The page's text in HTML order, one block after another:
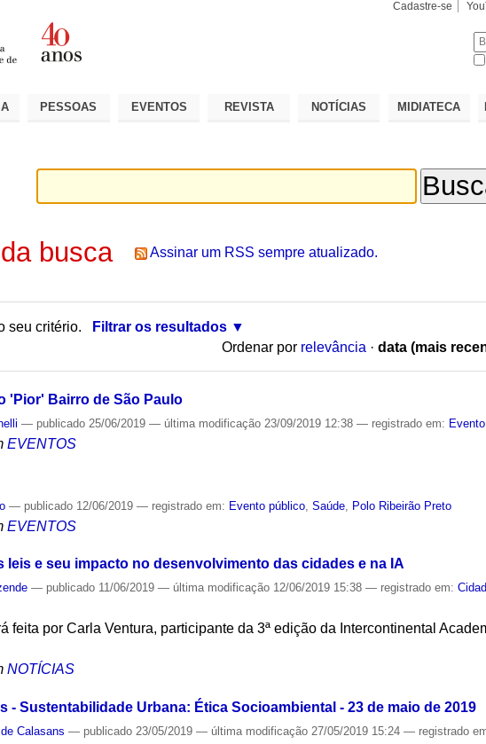
Cadastre-se
PESSOAS EVENTOS REVISTA NOTÍCIAS MIDIATECA
busca Assinar um RSS sempre atualizado.
seu critério.
Filtrar os resultados
Ordenar por relevância · data (mais
'Pior' Bairro de São Paulo
— publicado 25/06/2019— última modificação 23/09/2019 12:38— registrado em:
EVENTOS
— publicado 12/06/2019— registrado em: Evento público ,Saúde Polo Ribeirão Preto
EVENTOS
leis e seu impacto no desenvolvimento das cidades e na IA
— publicado 11/06/2019— última modificação 12/06/2019 15:38— registrado em:
feita por Carla Ventura, participante da 3ª edição da Intercontinental
NOTÍCIAS
- Sustentabilidade Urbana: Ética Socioambiental - 23 de maio de 2019
Calasans — publicado 23/05/2019— última modificação 27/05/2019 15:24— registrado